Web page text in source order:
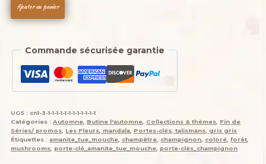
de
Porte-
Flower
Mandala
salamandingue
Un
tournesol
qui
Ajouter au panier
Commande sécurisée garantie
UGS : cn1-3-1-1-1-1-1-1-1-1-1-1-1-1
Catégories :Automne Butine l'automne Collections & thèmes
Fin de
Séries/ promos
Les Fleurs, mandala
Portes-clés, talismans, gris gris
Étiquettes :amanite_tue_mouche champêtre champignon coloré ,forêt
mushrooms
porte-clé_amanite_tue_mouche porte-clés_champignon